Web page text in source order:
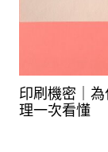
印刷機密｜
理一次看懂